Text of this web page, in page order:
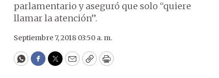
parlamentario y aseguró que solo “quiere
llamar la atención”.
Septiembre 7, 2018 03:50 a. m.
WhatsApp
Facebook
Twitter
EmailCopyPrint